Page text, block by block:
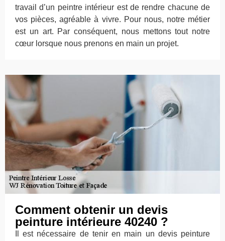
travail d’un peintre intérieur est de rendre chacune de
vos pièces, agréable à vivre. Pour nous, notre métier
est un art. Par conséquent, nous mettons tout notre
cœur lorsque nous prenons en main un projet.
Comment obtenir un devis
peinture intérieure 40240 ?
Il est nécessaire de tenir en main un devis peinture